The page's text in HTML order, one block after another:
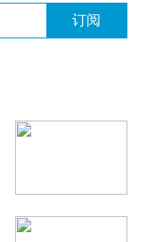
订阅